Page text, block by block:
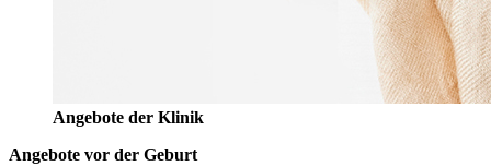
Angebote der Klinik
Angebote vor der Geburt